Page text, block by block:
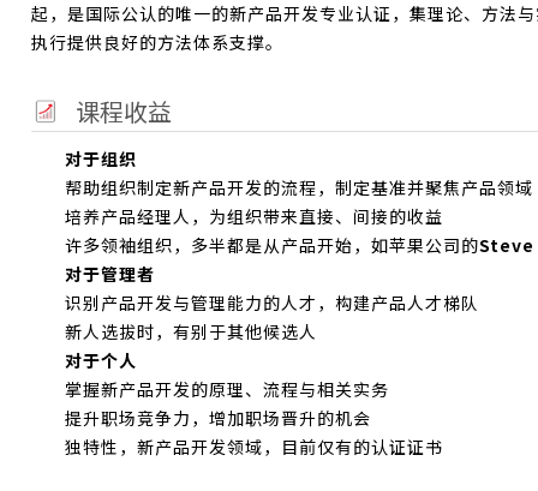
起，是国际公认的唯一的新产品开发专业认证，集理论、方法
执行提供良好的方法体系支撑。
课程收益
对于组织
帮助组织制定新产品开发的流程，制定基准并聚焦产品领域
培养产品经理人，为组织带来直接、间接的收益
许多领袖组织，多半都是从产品开始，如苹果公司的
对于管理者
识别产品开发与管理能力的人才，构建产品人才梯队
新人选拔时，有别于其他候选人
对于个人
掌握新产品开发的原理、流程与相关实务
提升职场竞争力，增加职场晋升的机会
独特性，新产品开发领域，目前仅有的认证证书